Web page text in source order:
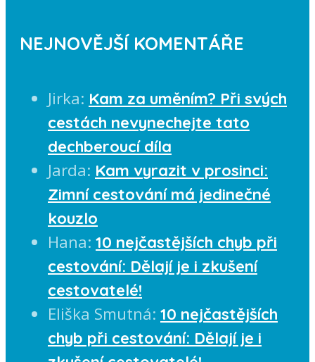
NEJNOVĚJŠÍ KOMENTÁŘE
Jirka: Kam za uměním? Při svých
cestách nevynechejte tato
dechberoucí díla
Jarda: Kam vyrazit v prosinci:
Zimní cestování má jedinečné
kouzlo
Hana: 10 nejčastějších chyb při
cestování: Dělají je i zkušení
cestovatelé!
Eliška Smutná: 10 nejčastějších
chyb při cestování: Dělají je i